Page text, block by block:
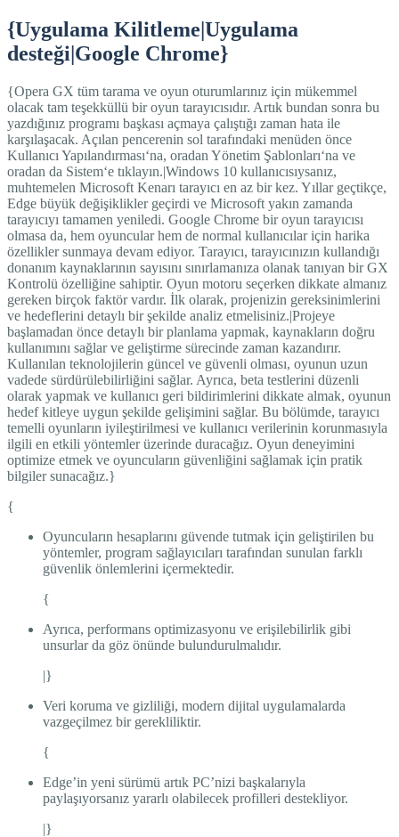
{Uygulama Kilitleme|Uygulama
desteği|Google Chrome}
{Opera GX tüm tarama ve oyun oturumlarınız için mükemmel
olacak tam teşekküllü bir oyun tarayıcısıdır. Artık bundan sonra bu
yazdığınız programı başkası açmaya çalıştığı zaman hata ile
karşılaşacak. Açılan pencerenin sol tarafındaki menüden önce
Kullanıcı Yapılandırması‘na, oradan Yönetim Şablonları‘na ve
oradan da Sistem‘e tıklayın.|Windows 10 kullanıcısıysanız,
muhtemelen Microsoft Kenarı tarayıcı en az bir kez. Yıllar geçtikçe,
Edge büyük değişiklikler geçirdi ve Microsoft yakın zamanda
tarayıcıyı tamamen yeniledi. Google Chrome bir oyun tarayıcısı
olmasa da, hem oyuncular hem de normal kullanıcılar için harika
özellikler sunmaya devam ediyor. Tarayıcı, tarayıcınızın kullandığı
donanım kaynaklarının sayısını sınırlamanıza olanak tanıyan bir GX
Kontrolü özelliğine sahiptir. Oyun motoru seçerken dikkate almanız
gereken birçok faktör vardır. İlk olarak, projenizin gereksinimlerini
ve hedeflerini detaylı bir şekilde analiz etmelisiniz.|Projeye
başlamadan önce detaylı bir planlama yapmak, kaynakların doğru
kullanımını sağlar ve geliştirme sürecinde zaman kazandırır.
Kullanılan teknolojilerin güncel ve güvenli olması, oyunun uzun
vadede sürdürülebilirliğini sağlar. Ayrıca, beta testlerini düzenli
olarak yapmak ve kullanıcı geri bildirimlerini dikkate almak, oyunun
hedef kitleye uygun şekilde gelişimini sağlar. Bu bölümde, tarayıcı
temelli oyunların iyileştirilmesi ve kullanıcı verilerinin korunmasıyla
ilgili en etkili yöntemler üzerinde duracağız. Oyun deneyimini
optimize etmek ve oyuncuların güvenliğini sağlamak için pratik
bilgiler sunacağız.}
{
Oyuncuların hesaplarını güvende tutmak için geliştirilen bu
yöntemler, program sağlayıcıları tarafından sunulan farklı
güvenlik önlemlerini içermektedir.
{
Ayrıca, performans optimizasyonu ve erişilebilirlik gibi
unsurlar da göz önünde bulundurulmalıdır.
|}
Veri koruma ve gizliliği, modern dijital uygulamalarda
vazgeçilmez bir gerekliliktir.
{
Edge’in yeni sürümü artık PC’nizi başkalarıyla
paylaşıyorsanız yararlı olabilecek profilleri destekliyor.
|}